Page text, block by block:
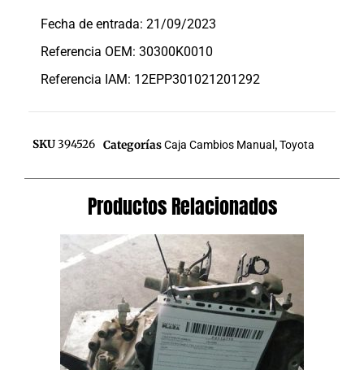
Fecha de entrada: 21/09/2023
Referencia OEM: 30300K0010
Referencia IAM: 12EPP301021201292
SKU394526 CategoríasCaja Cambios Manual ,Toyota
Productos Relacionados